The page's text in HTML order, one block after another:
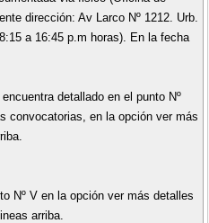
dirección: Av Larco Nº 1212. Urb.
a 16:45 p.m horas). En la fecha
detallado en el punto Nº
convocatorias, en la opción ver más
Nº V en la opción ver más detalles
arriba.